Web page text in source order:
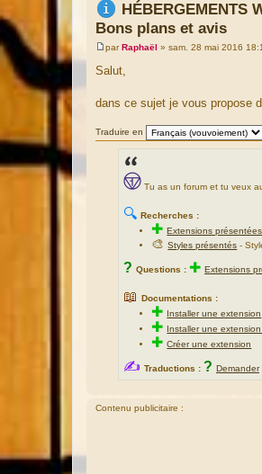
HÉBERGEMENTS
Bons plans et avis
M
e
s
g
parRaphaël » sam. 28 mai 2016
Salut,
dans ce sujet je vous propose
Traduire en
Tu as un forum et tu veux
🔍 Recherches :
✚Extensions présentées
🎨Styles présentés -
? Questions : ✚ Extensions
📖 Documentations :
✚ Installer une extension
✚ Installer une
✚Créer une extension
✍ Traductions : ? Demander
Contenu publicitaire :